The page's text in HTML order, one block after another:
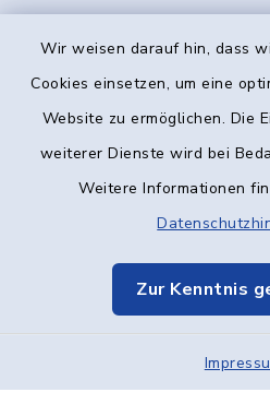
Wir weisen darauf hin, dass
Cookies einsetzen, um eine
Website zu ermöglichen. Die
weiterer Dienste wird bei
Weitere Informationen
Zur Kenntnis
Elektronische